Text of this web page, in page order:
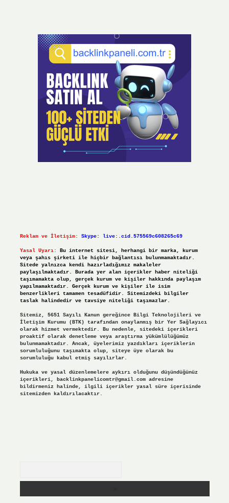
Reklam ve İletişim: Skype: live:.cid.575569c608265c69
Yasal Uyarı:
Bu internet sitesi, herhangi bir marka, kurum
veya şahıs şirketi ile hiçbir bağlantısı bulunmamaktadır.
Sitede yalnızca kendi hazırladığımız makaleler
paylaşılmaktadır. Burada yer alan içerikler haber niteliği
taşımamakta olup, gerçek kurum ve kişiler hakkında paylaşım
yapılmamaktadır. Gerçek kurum ve kişiler ile isim
benzerlikleri tamamen tesadüfidir. Sitemizdeki bilgiler
taslak halindedir ve tavsiye niteliği taşımazlar.
Sitemiz, 5651 Sayılı Kanun gereğince Bilgi Teknolojileri ve
İletişim Kurumu (BTK) tarafından onaylanmış bir Yer Sağlayıcı
olarak hizmet vermektedir. Bu nedenle, sitedeki içerikleri
proaktif olarak denetleme veya araştırma yükümlülüğümüz
bulunmamaktadır. Ancak, üyelerimiz yazdıkları içeriklerin
sorumluluğunu taşımakta olup, siteye üye olarak bu
sorumluluğu kabul etmiş sayılırlar.
Hukuka ve yasal düzenlemelere aykırı olduğunu düşündüğünüz
içerikleri, backlinkpanelicomtr@gmail.comadresine
bildirmeniz halinde, ilgili içerikler yasal süre içerisinde
sitemizden kaldırılacaktır.